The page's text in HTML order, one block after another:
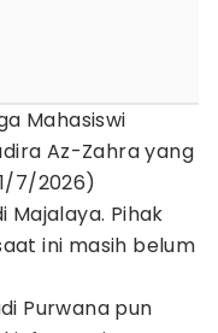
Mahasiswi
Az-Zahra yang
7/2026)
Pihak
ini masih belum
Purwana pun